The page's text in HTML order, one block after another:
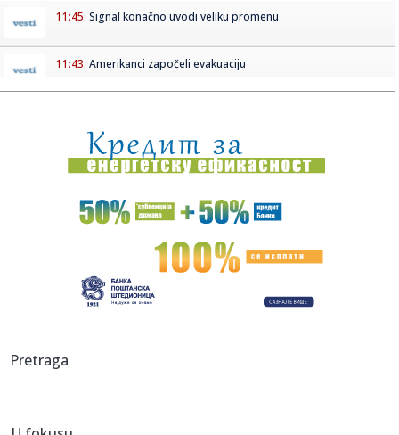
11:45: Signal konačno uvodi veliku promenu
11:43: Amerikanci započeli evakuaciju
11:39:Vučić odbrusio Crnogorcima: Nije im problem što je u
"Oluji" u...
11:37:Safari može da otkrije vašu pravu IP adresu čak i kada
koristi...
Iz Partizana u Teleoptik – Saša Ilić "presekao"
11:36:Ćuta osuo paljbu po lažnim studentima: Nije štedeo reči,
Pretraga